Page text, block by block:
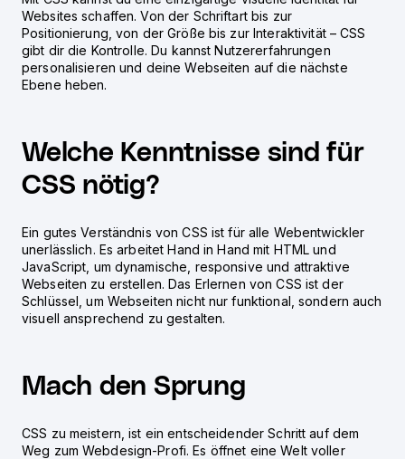
Websites schaffen. Von der Schriftart bis zur
Positionierung, von der Größe bis zur Interaktivität – CSS
gibt dir die Kontrolle. Du kannst Nutzererfahrungen
personalisieren und deine Webseiten auf die nächste
Ebene heben.
Welche Kenntnisse sind für
CSS nötig?
Ein gutes Verständnis von CSS ist für alle Webentwickler
unerlässlich. Es arbeitet Hand in Hand mit HTML und
JavaScript, um dynamische, responsive und attraktive
Webseiten zu erstellen. Das Erlernen von CSS ist der
Schlüssel, um Webseiten nicht nur funktional, sondern auch
visuell ansprechend zu gestalten.
Mach den Sprung
CSS zu meistern, ist ein entscheidender Schritt auf dem
Weg zum Webdesign-Profi. Es öffnet eine Welt voller